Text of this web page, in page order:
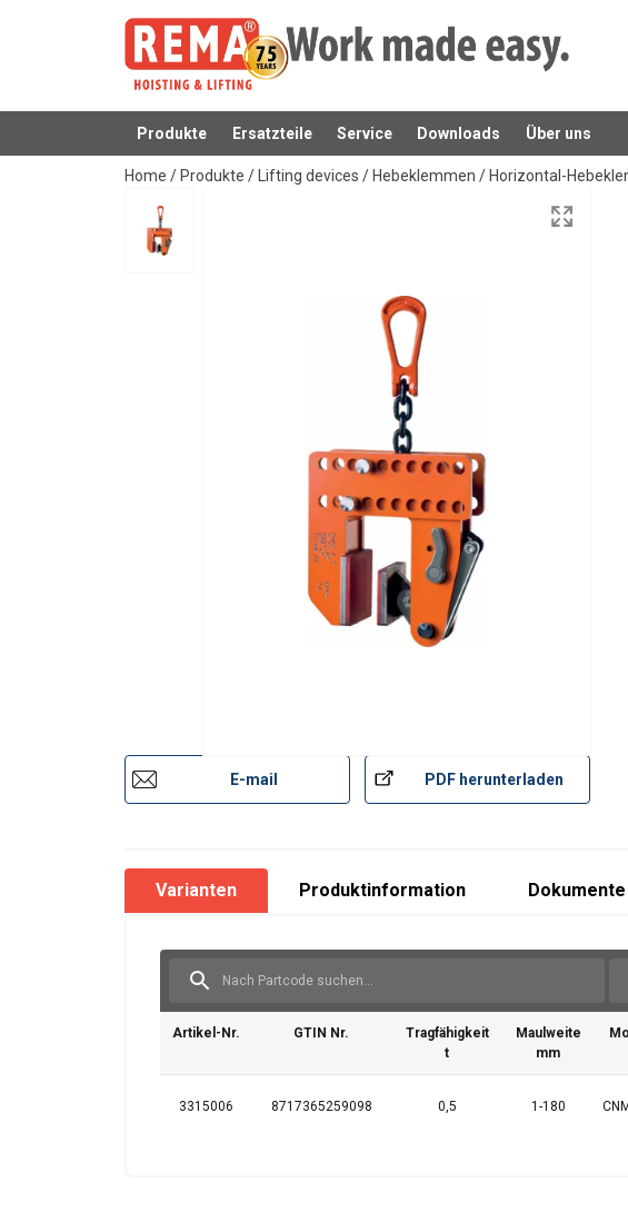
Produkte Ersatzteile Service Downloads Über uns
Anfragen
Home / Produkte / Lifting devices / Hebeklemmen / Horizontal-
E-mail PDF herunterladen
Varianten Produktinformation Dokumente
Artikel-Nr. GTIN Nr.
Tragfähigkeit
t
Maulweite
mm
3315006 8717365259098 0,5 1-180
Bedienungsanleitung
Catalogus_duits_neutraal_PRINT 142.pdf